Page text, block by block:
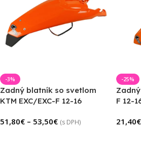
-3%
Zadný blatník so svetlom
KTM EXC/EXC-F 12-16
51,80€ – 53,50€ (s DPH)
-25%
F 12-
21,40€